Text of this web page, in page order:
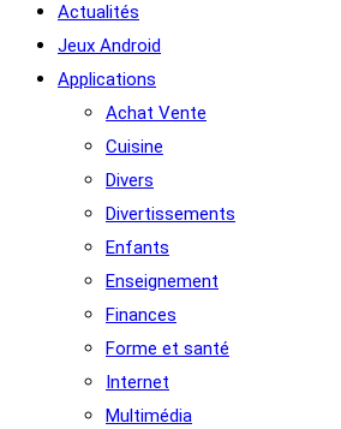
Actualités
Jeux Android
Applications
Achat Vente
Cuisine
Divers
Divertissements
Enfants
Enseignement
Finances
Forme et santé
Internet
Multimédia